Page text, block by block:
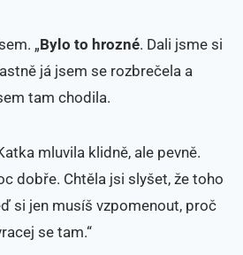
„Bylo to hrozné. Dali jsme si
já jsem se rozbrečela a
tam chodila.
mluvila klidně, ale pevně.
dobře. Chtěla jsi slyšet, že toho
si jen musíš vzpomenout, proč
se tam.“